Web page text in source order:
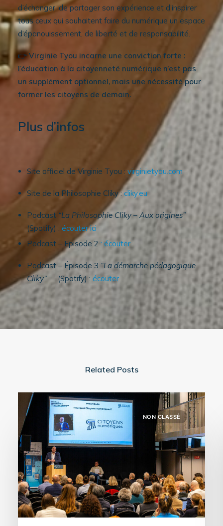
d’échanger, de partager son expérience et d’inspirer
tous ceux qui souhaitent faire du numérique un espace
d’épanouissement, de liberté et de responsabilité.
👉 Virginie Tyou incarne une conviction forte :
l’éducation à la citoyenneté numérique n’est pas
un supplément optionnel, mais une nécessité pour
former les citoyens de demain.
Plus d’infos
Site officiel de Virginie Tyou : virginietyou.com
Site de la Philosophie Cliky :cliky.eu
Podcast “La Philosophie Cliky – Aux origines”
(Spotify) : écouter ici
Podcast – Episode 2 : écouter
Podcast – Épisode 3 “La démarche pédagogique
Cliky”
(Spotify) : écouter
Related Posts
NON CLASSÉ